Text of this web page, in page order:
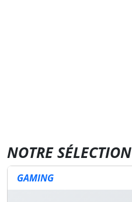
NOTRE SÉLECTION
GAMING